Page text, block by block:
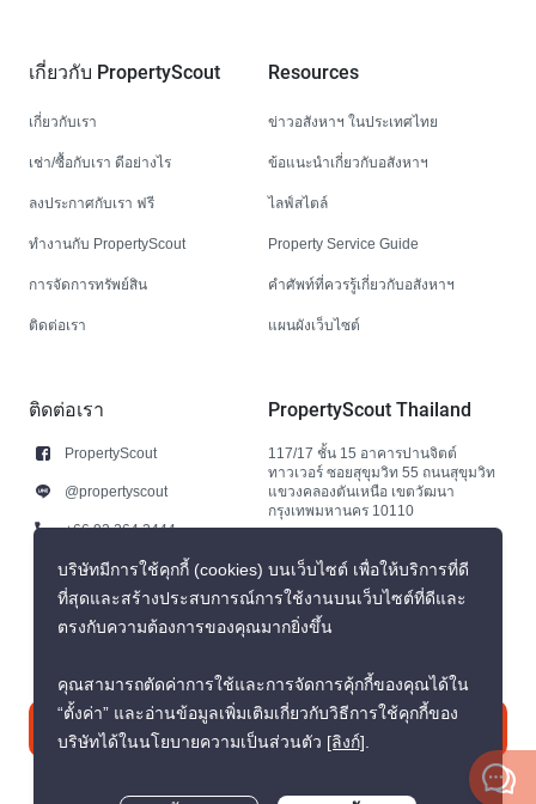
เกี่ยวกับ PropertyScout
เกี่ยวกับเรา
เช่า/ซื้อกับเรา ดีอย่างไร
ลงประกาศกับเรา ฟรี
ทำงานกับ PropertyScout
การจัดการทรัพย์สิน
ติดต่อเรา
Resources
ข่าวอสังหาฯ ในประเทศไทย
ข้อแนะนำเกี่ยวกับอสังหาฯ
ไลฟ์สไตล์
Property Service Guide
คำศัพท์ที่ควรรู้เกี่ยวกับอสังหาฯ
แผนผังเว็บไซต์
ติดต่อเรา
PropertyScout
@propertyscout
+66 92 264 3444
+66 92 264 3444
contact@propertyscout.co.th
PropertyScout Thailand
117/17 ชั้น 15 อาคารปานจิตต์
ทาวเวอร์ ซอยสุขุมวิท 55 ถนนสุขุมวิท
แขวงคลองตันเหนือ เขตวัฒนา
กรุงเทพมหานคร 10110
ติดต่อเรา
บริษัทมีการใช้คุกกี้ (cookies) บนเว็บไซต์ เพื่อให้บริการที่ดี
ที่สุดและสร้างประสบการณ์การใช้งานบนเว็บไซต์ที่ดีและ
ตรงกับความต้องการของคุณมากยิ่งขึ้น
คุณสามารถตัดค่าการใช้และการจัดการคุ้กกี้ของคุณได้ใน
“ตั้งค่า” และอ่านข้อมูลเพิ่มเติมเกี่ยวกับวิธีการใช้คุกกี้ของ
บริษัทได้ในนโยบายความเป็นส่วนตัว [ลิงก์].